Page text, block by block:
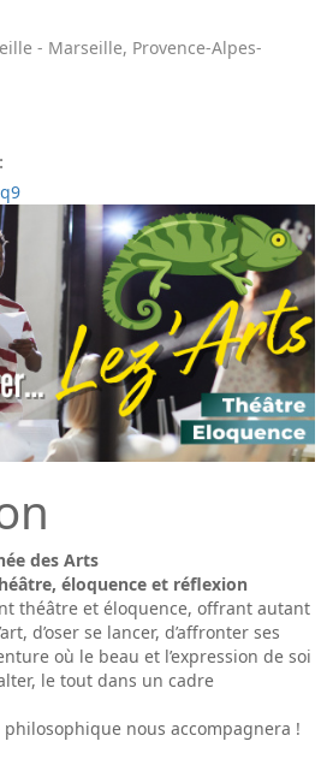
- Marseille, Provence-Alpes-
des Arts
éloquence et réflexion
théâtre et éloquence, offrant autant
d’oser se lancer, d’affronter ses
où le beau et l’expression de soi
le tout dans un cadre
nous accompagnera !